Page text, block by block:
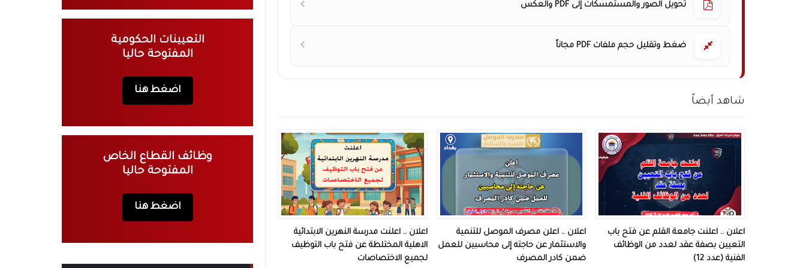
تحويل الصور والمستمسكات إلى PDF والعكس
ضغط وتقليل حجم ملفات PDF مجاناً
شاهد أيضاً
اعلان .. اعلنت جامعة القلم عن فتح باب
التعيين بصفة عقد لعدد من الوظائف
الفنية (عدد 12)
اعلان .. اعلن مصرف الموصل للتنمية
والاستثمار عن حاجته إلى محاسبين للعمل
ضمن كادر المصرف
اعلان .. اعلنت مدرسة النهرين الابتدائية
الاهلية المختلطة عن فتح باب التوظيف
لجميع الاختصاصات
التعيينات الحكومية
المفتوحة حاليا
اضغط هنا
وظائف القطاع الخاص
المفتوحة حاليا
اضغط هنا